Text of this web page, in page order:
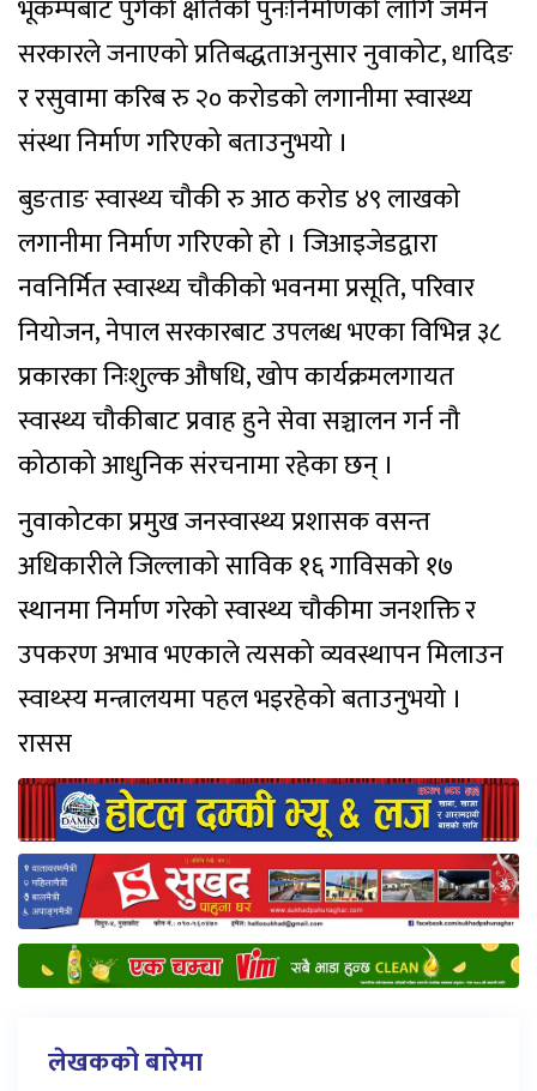
भूकम्पबाट पुगेको क्षतिको पुनःनिर्माणको लागि जर्मन
सरकारले जनाएको प्रतिबद्धताअनुसार नुवाकोट, धादिङ
र रसुवामा करिब रु २० करोडको लगानीमा स्वास्थ्य
संस्था निर्माण गरिएको बताउनुभयो ।
बुङताङ स्वास्थ्य चौकी रु आठ करोड ४९ लाखको
लगानीमा निर्माण गरिएको हो । जिआइजेडद्वारा
नवनिर्मित स्वास्थ्य चौकीको भवनमा प्रसूति, परिवार
नियोजन, नेपाल सरकारबाट उपलब्ध भएका विभिन्न ३८
प्रकारका निःशुल्क औषधि, खोप कार्यक्रमलगायत
स्वास्थ्य चौकीबाट प्रवाह हुने सेवा सञ्चालन गर्न नौ
कोठाको आधुनिक संरचनामा रहेका छन् ।
नुवाकोटका प्रमुख जनस्वास्थ्य प्रशासक वसन्त
अधिकारीले जिल्लाको साविक १६ गाविसको १७
स्थानमा निर्माण गरेको स्वास्थ्य चौकीमा जनशक्ति र
उपकरण अभाव भएकाले त्यसको व्यवस्थापन मिलाउन
स्वाथ्स्य मन्त्रालयमा पहल भइरहेको बताउनुभयो ।
रासस
लेखकको बारेमा